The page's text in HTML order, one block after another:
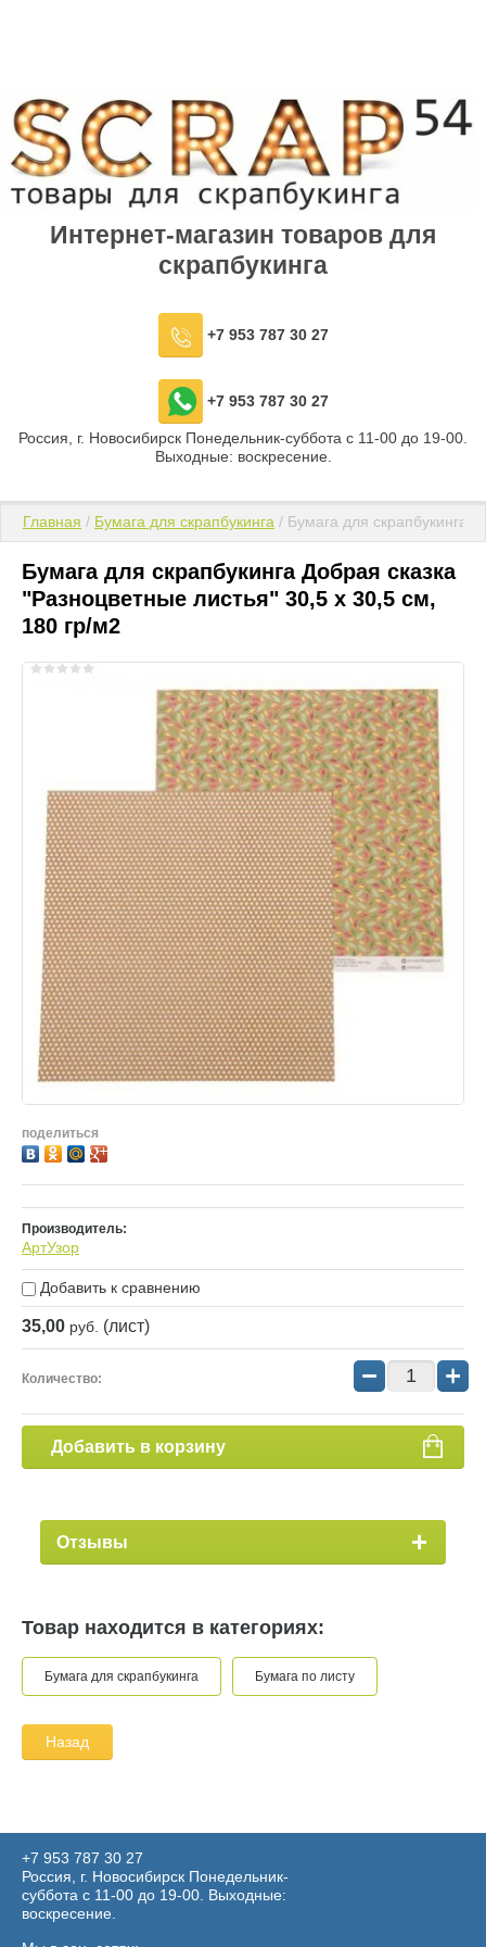
Интернет-магазин товаров для
скрапбукинга
+7 953 787 30 27
+7 953 787 30 27
Россия, г. Новосибирск Понедельник-суббота с 11-00 до 19-00.
Выходные: воскресение.
Главная / Бумага для скрапбукинга / Бумага для скрапбукинга
Бумага для скрапбукинга Добрая сказка
"Разноцветные листья" 30,5 х 30,5 см,
180 гр/м2
поделиться
Производитель:
АртУзор
Добавить к сравнению
35,00 руб. (лист)
Количество: − +
Добавить в корзину
Отзывы
Товар находится в категориях:
Бумага для скрапбукинга Бумага по листу
Назад
+7 953 787 30 27
Россия, г. Новосибирск Понедельник-
суббота с 11-00 до 19-00. Выходные:
воскресение.